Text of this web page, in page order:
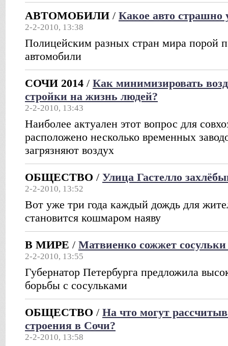
АВТОМОБИЛИ / Какое авто страшно
2-2-2010, 13:38
Полицейским разных стран мира порой
автомобили
СОЧИ 2014 / Как минимизировать
стройки на жизнь людей?
2-2-2010, 13:43
Наиболее актуален этот вопрос для
расположено несколько временных
загрязняют воздух
ОБЩЕСТВО / Улица Гастелло
2-2-2010, 13:52
Вот уже три года каждый дождь для
становится кошмаром наяву
В МИРЕ / Матвиенко сожжет
2-2-2010, 13:55
Губернатор Петербурга предложила
борьбы с сосульками
ОБЩЕСТВО / На что могут
строения в Сочи?
2-2-2010, 13:58